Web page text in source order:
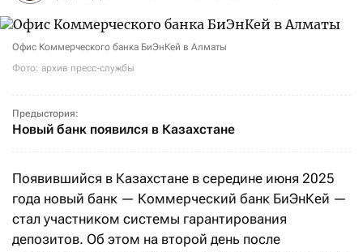
Офис Коммерческого банка БиЭнКей в Алматы
Фото: архив пресс-службы
Предыстория:
Новый банк появился в Казахстане
Появившийся в Казахстане в середине июня 2025
года новый банк — Коммерческий банк БиЭнКей —
стал участником системы гарантирования
депозитов. Об этом на второй день после